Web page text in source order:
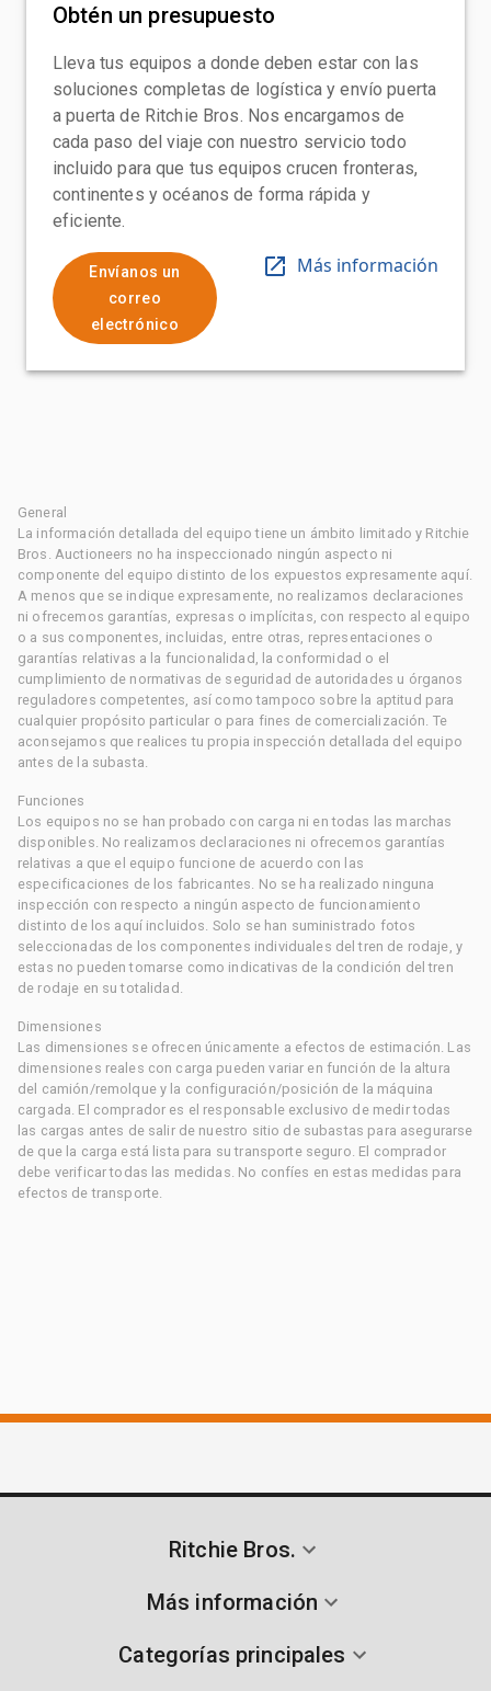
Obtén un presupuesto
Lleva tus equipos a donde deben estar con las
soluciones completas de logística y envío puerta
a puerta de Ritchie Bros. Nos encargamos de
cada paso del viaje con nuestro servicio todo
incluido para que tus equipos crucen fronteras,
continentes y océanos de forma rápida y
eficiente.
Envíanos un
correo
electrónico
Más información
General
La información detallada del equipo tiene un ámbito limitado y Ritchie
Bros. Auctioneers no ha inspeccionado ningún aspecto ni
componente del equipo distinto de los expuestos expresamente aquí.
A menos que se indique expresamente, no realizamos declaraciones
ni ofrecemos garantías, expresas o implícitas, con respecto al equipo
o a sus componentes, incluidas, entre otras, representaciones o
garantías relativas a la funcionalidad, la conformidad o el
cumplimiento de normativas de seguridad de autoridades u órganos
reguladores competentes, así como tampoco sobre la aptitud para
cualquier propósito particular o para fines de comercialización. Te
aconsejamos que realices tu propia inspección detallada del equipo
antes de la subasta.
Funciones
Los equipos no se han probado con carga ni en todas las marchas
disponibles. No realizamos declaraciones ni ofrecemos garantías
relativas a que el equipo funcione de acuerdo con las
especificaciones de los fabricantes. No se ha realizado ninguna
inspección con respecto a ningún aspecto de funcionamiento
distinto de los aquí incluidos. Solo se han suministrado fotos
seleccionadas de los componentes individuales del tren de rodaje, y
estas no pueden tomarse como indicativas de la condición del tren
de rodaje en su totalidad.
Dimensiones
Las dimensiones se ofrecen únicamente a efectos de estimación. Las
dimensiones reales con carga pueden variar en función de la altura
del camión/remolque y la configuración/posición de la máquina
cargada. El comprador es el responsable exclusivo de medir todas
las cargas antes de salir de nuestro sitio de subastas para asegurarse
de que la carga está lista para su transporte seguro. El comprador
debe verificar todas las medidas. No confíes en estas medidas para
efectos de transporte.
Ritchie Bros.
Más información
Categorías principales